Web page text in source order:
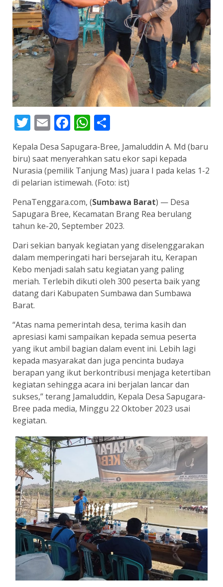
Twitter
EmailFacebook
WhatsApp
Kepala Desa Sapugara-Bree, Jamaluddin A. Md (baru
biru) saat menyerahkan satu ekor sapi kepada
Nurasia (pemilik Tanjung Mas) juara I pada kelas 1-2
di pelarian istimewah. (Foto: ist)
PenaTenggara.com, (Sumbawa Barat) — Desa
Sapugara Bree, Kecamatan Brang Rea berulang
tahun ke-20, September 2023.
Dari sekian banyak kegiatan yang diselenggarakan
dalam memperingati hari bersejarah itu, Kerapan
Kebo menjadi salah satu kegiatan yang paling
meriah. Terlebih dikuti oleh 300 peserta baik yang
datang dari Kabupaten Sumbawa dan Sumbawa
Barat.
“Atas nama pemerintah desa, terima kasih dan
apresiasi kami sampaikan kepada semua peserta
yang ikut ambil bagian dalam event ini. Lebih lagi
kepada masyarakat dan juga pencinta budaya
berapan yang ikut berkontribusi menjaga ketertiban
kegiatan sehingga acara ini berjalan lancar dan
sukses,” terang Jamaluddin, Kepala Desa Sapugara-
Bree pada media, Minggu 22 Oktober 2023 usai
kegiatan.